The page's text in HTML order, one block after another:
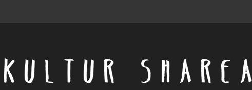
KULTUR SHAREA